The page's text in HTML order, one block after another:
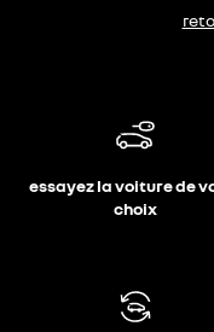
essayez la voiture de
choix